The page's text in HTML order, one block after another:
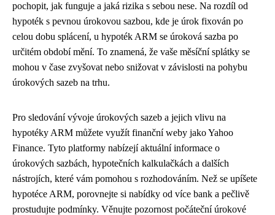
pochopit, jak funguje a jaká rizika s sebou nese. Na rozdíl od
hypoték s pevnou úrokovou sazbou, kde je úrok fixován po
celou dobu splácení, u hypoték ARM se úroková sazba po
určitém období mění. To znamená, že vaše měsíční splátky se
mohou v čase zvyšovat nebo snižovat v závislosti na pohybu
úrokových sazeb na trhu.
Pro sledování vývoje úrokových sazeb a jejich vlivu na
hypotéky ARM můžete využít finanční weby jako Yahoo
Finance. Tyto platformy nabízejí aktuální informace o
úrokových sazbách, hypotečních kalkulačkách a dalších
nástrojích, které vám pomohou s rozhodováním. Než se upíšete
hypotéce ARM, porovnejte si nabídky od více bank a pečlivě
prostudujte podmínky. Věnujte pozornost počáteční úrokové